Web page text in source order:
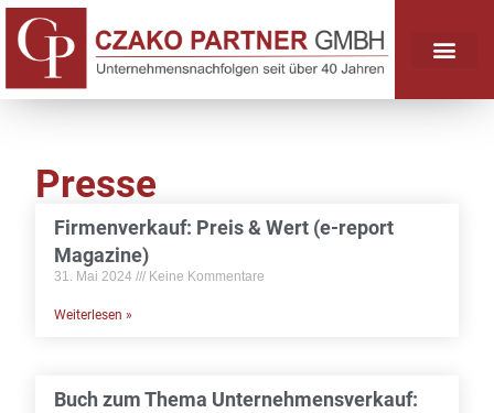
Presse
Firmenverkauf: Preis & Wert (e-report
Magazine)
31. Mai 2024 Keine Kommentare
Weiterlesen »
Buch zum Thema Unternehmensverkauf: